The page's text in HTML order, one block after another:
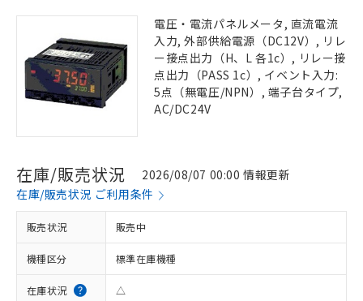
電圧・電流パネルメータ, 直流電流
入力, 外部供給電源（DC12V）, リレ
ー接点出力（H、L 各1c）, リレー接
点出力（PASS 1c）, イベント入力:
5点（無電圧/NPN）, 端子台タイプ,
AC/DC24V
在庫/販売状況
2026/08/07 00:00 情報更新
在庫/販売状況 ご利用条件
販売状況 販売中
機種区分 標準在庫機種
在庫状況 △